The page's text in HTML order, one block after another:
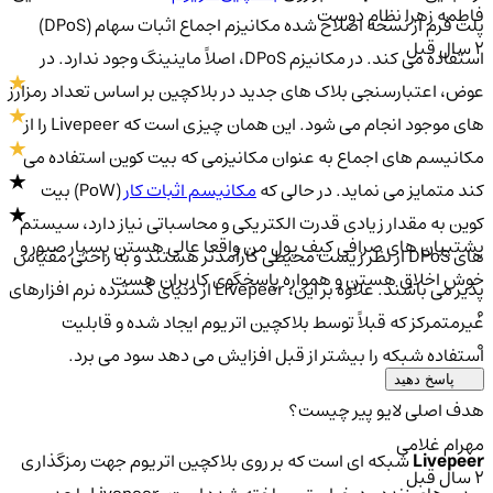
پلت فرم از نسخه اصلاح شده مکانیزم اجماع اثبات سهام (DPoS)
استفاده می کند. در مکانیزم DPoS، اصلاً ماینینگ وجود ندارد. در
عوض، اعتبارسنجی بلاک های جدید در بلاکچین بر اساس تعداد رمزارز
های موجود انجام می شود. این همان چیزی است که Livepeer را از
مکانیسم های اجماع به عنوان مکانیزمی که بیت کوین استفاده می
کند متمایز می نماید. در حالی کهمکانیسم اثبات کار
(PoW) بیت
کوین به مقدار زیادی قدرت الکتریکی و محاسباتی نیاز دارد، سیستم
های DPoS از نظر زیست محیطی کارآمدتر هستند و به راحتی مقیاس
پذیر می باشند. علاوه بر این، LIvepeer از دنیای گسترده نرم افزارهای
غیرمتمرکز که قبلاً توسط بلاکچین اتریوم ایجاد شده و قابلیت
استفاده شبکه را بیشتر از قبل افزایش می دهد سود می برد.
هدف اصلی لایو پیر چیست؟
Livepeerشبکه ای است که بر روی بلاکچین اتریوم جهت رمزگذاری
فاطمه زهرا نظام دوست
پشتیبان های صرافی کیف پول من واقعا عالی هستن بسیار صبور و
خوش اخلاق هستن و همواره پاسخگوی کاربران هست
پاسخ دهید
مهرام غلامی